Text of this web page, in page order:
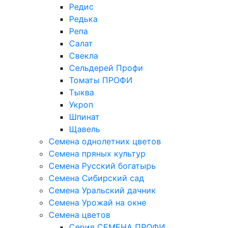
Редис
Редька
Репа
Салат
Свекла
Сельдерей Профи
Томаты ПРОФИ
Тыква
Укроп
Шпинат
Щавель
Семена однолетних цветов
Семена пряных культур
Семена Русский богатырь
Семена Сибирский сад
Семена Уральский дачник
Семена Урожай на окне
Семена цветов